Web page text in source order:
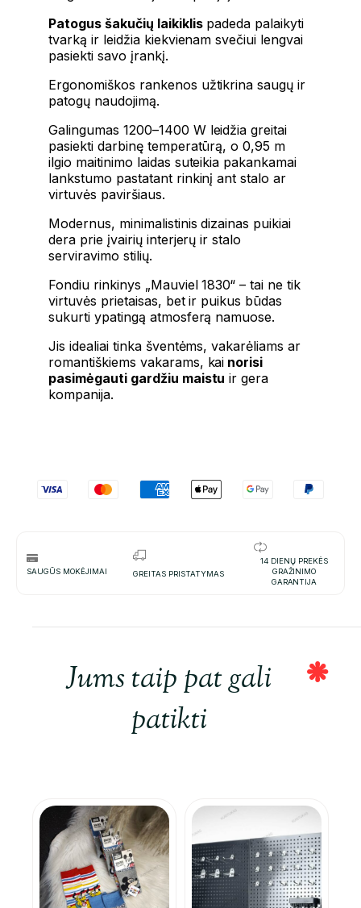
Patogus šakučių laikiklispadeda palaikyti
tvarką ir leidžia kiekvienam svečiui lengvai
pasiekti savo įrankį.
Ergonomiškos rankenos užtikrina saugų ir
patogų naudojimą.
Galingumas 1200–1400 W leidžia greitai
pasiekti darbinę temperatūrą, o 0,95 m
ilgio maitinimo laidas suteikia pakankamai
lankstumo pastatant rinkinį ant stalo ar
virtuvės paviršiaus.
Modernus, minimalistinis dizainas puikiai
dera prie įvairių interjerų ir stalo
serviravimo stilių.
Fondiu rinkinys „Mauviel 1830“ – tai ne tik
virtuvės prietaisas, bet ir puikus būdas
sukurti ypatingą atmosferą namuose.
Jis idealiai tinka šventėms, vakarėliams ar
romantiškiems vakarams, kai norisi
pasimėgauti gardžiu maistu ir gera
kompanija.
SAUGŪS MOKĖJIMAI GREITAS PRISTATYMAS
14 DIENŲ PREKĖS
GRAŽINIMO
GARANTIJA
Jums taip pat gali
patikti